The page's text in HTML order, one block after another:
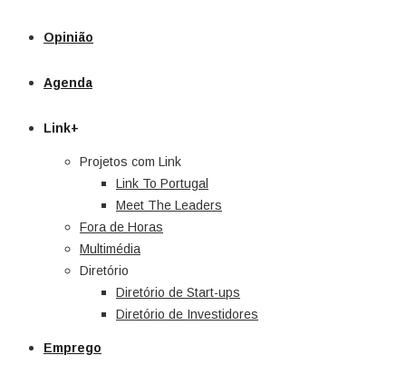
Opinião
Agenda
Link+
Projetos com Link
Link To Portugal
Meet The Leaders
Fora de Horas
Multimédia
Diretório
Diretório de Start-ups
Diretório de Investidores
Emprego